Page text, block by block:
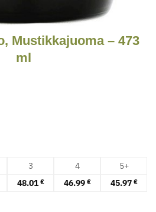
Mustikkajuoma – 473
ml
3 4
5+
48.01€ 46.99 € 45.97 €